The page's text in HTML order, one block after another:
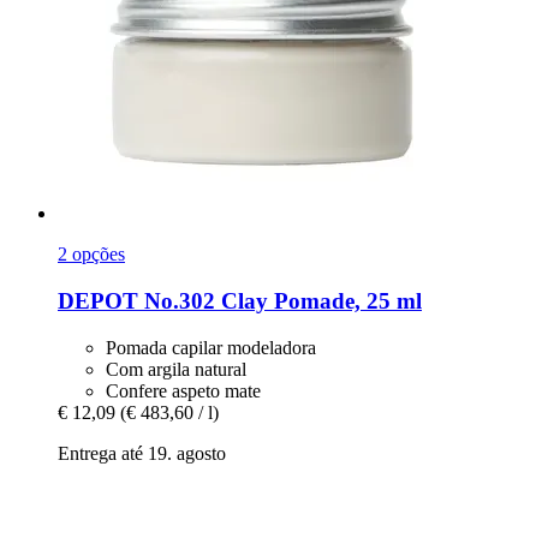
2 opções
DEPOT No.302 Clay Pomade, 25 ml
Pomada capilar modeladora
Com argila natural
Confere aspeto mate
€ 12,09 (€ 483,60 / l)
Entrega até 19. agosto